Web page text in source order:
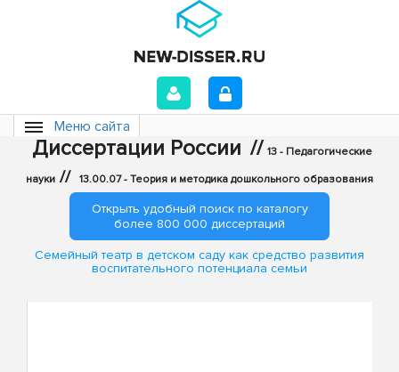
Меню сайта
Диссертации России // 13 - Педагогические
науки // 13.00.07 - Теория и методика дошкольного образования
Открыть удобный поиск по каталогу
более 800 000 диссертаций
Семейный театр в детском саду как средство развития
воспитательного потенциала семьи